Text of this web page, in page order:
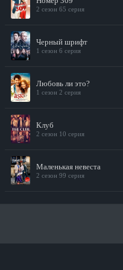
2 сезон 65 серия
Черный шрифт
1 сезон 6 серия
Любовь ли это?
1 сезон 2 серия
Клуб
2 сезон 10 серия
Маленькая невеста
2 сезон 99 серия